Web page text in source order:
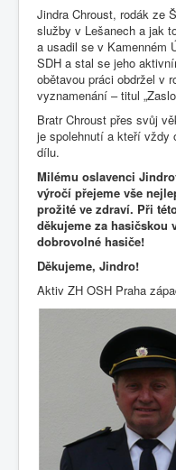
Jindra Chroust, rodák ze
služby v Lešanech a jak
a usadil se v Kamenném
SDH a stal se jeho
obětavou práci obdržel v
vyznamenání – titul
Bratr Chroust přes svůj
je spolehnutí a kteří vždy
dílu.
Milému oslavenci
výročí přejeme vše
prožité ve zdraví. Při
děkujeme za hasičskou
dobrovolné hasiče!
Děkujeme, Jindro!
Aktiv ZH OSH Praha